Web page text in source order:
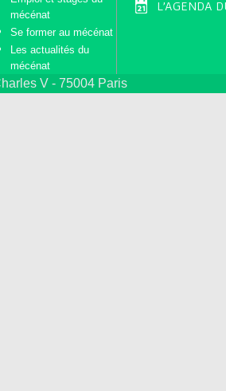
mécénat
Se former au mécénat
Les actualités du
mécénat
L'AGENDA
V - 75004 Paris